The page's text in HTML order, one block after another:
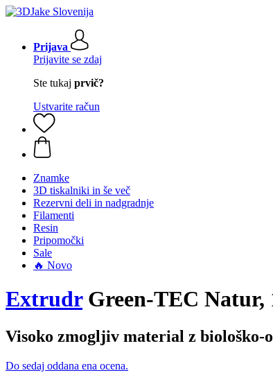
Prijava
Prijavite se zdaj
Ste tukaj prvič?
Ustvarite račun
Znamke
3D tiskalniki in še več
Rezervni deli in nadgradnje
Filamenti
Resin
Pripomočki
Sale
🔥 Novo
ExtrudrGreen-TEC Natur,
Visoko zmogljiv material z biološko-
Do sedaj oddana ena ocena.